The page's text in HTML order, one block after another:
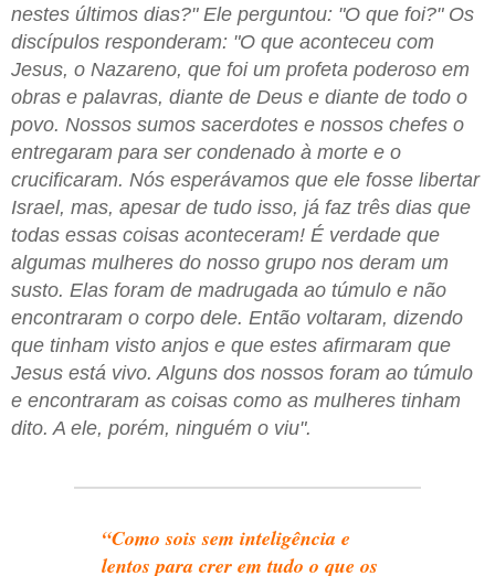
nestes últimos dias?" Ele perguntou: "O que foi?" Os
discípulos responderam: "O que aconteceu com
Jesus, o Nazareno, que foi um profeta poderoso em
obras e palavras, diante de Deus e diante de todo o
povo. Nossos sumos sacerdotes e nossos chefes o
entregaram para ser condenado à morte e o
crucificaram. Nós esperávamos que ele fosse libertar
Israel, mas, apesar de tudo isso, já faz três dias que
todas essas coisas aconteceram! É verdade que
algumas mulheres do nosso grupo nos deram um
susto. Elas foram de madrugada ao túmulo e não
encontraram o corpo dele. Então voltaram, dizendo
que tinham visto anjos e que estes afirmaram que
Jesus está vivo. Alguns dos nossos foram ao túmulo
e encontraram as coisas como as mulheres tinham
dito. A ele, porém, ninguém o viu".
“Como sois sem inteligência e
lentos para crer em tudo o que os